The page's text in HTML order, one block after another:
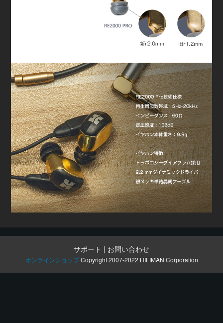
サポート | お問い合わせ
オンラインショップCopyright 2007-2022 HIFIMAN Corporation